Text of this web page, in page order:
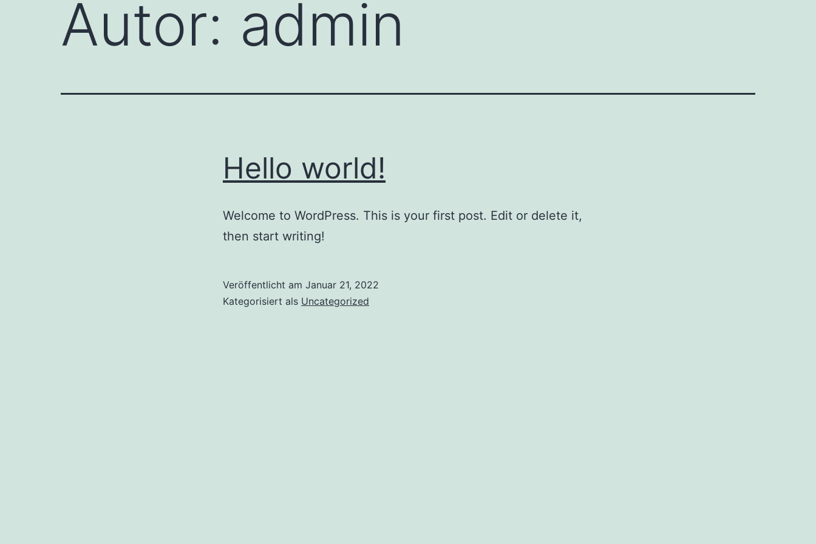
Autor: admin
Hello world!
Welcome to WordPress. This is your first post. Edit or delete it,
then start writing!
Veröffentlicht am Januar 21, 2022
Kategorisiert als Uncategorized